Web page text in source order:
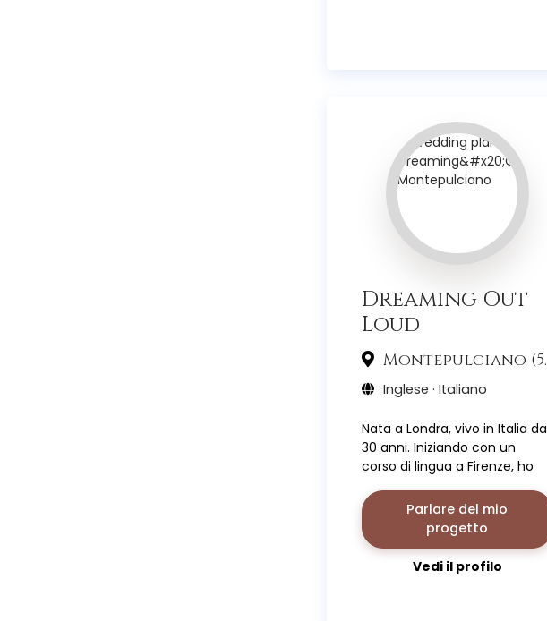
Dreaming Out
Loud
Montepulciano (53)
Inglese · Italiano
Nata a Londra, vivo in Italia da
30 anni. Iniziando con un
corso di lingua a Firenze, ho
prima di diventare wedding
planner in Toscana.
Parlare del mio
progetto
Vedi il profilo